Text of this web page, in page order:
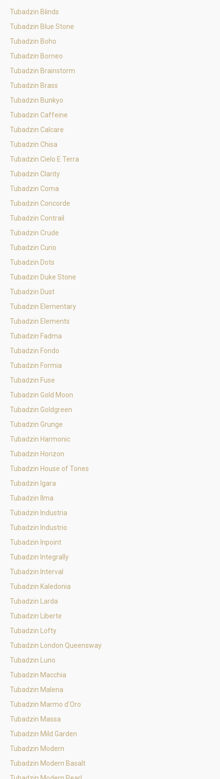
Tubadzin Blinds
Tubadzin Blue Stone
Tubadzin Boho
Tubadzin Borneo
Tubadzin Brainstorm
Tubadzin Brass
Tubadzin Bunkyo
Tubadzin Caffeine
Tubadzin Calcare
Tubadzin Chisa
Tubadzin Cielo E Terra
Tubadzin Clarity
Tubadzin Coma
Tubadzin Concorde
Tubadzin Contrail
Tubadzin Crude
Tubadzin Curio
Tubadzin Dots
Tubadzin Duke Stone
Tubadzin Dust
Tubadzin Elementary
Tubadzin Elements
Tubadzin Fadma
Tubadzin Fondo
Tubadzin Formia
Tubadzin Fuse
Tubadzin Gold Moon
Tubadzin Goldgreen
Tubadzin Grunge
Tubadzin Harmonic
Tubadzin Horizon
Tubadzin House of Tones
Tubadzin Igara
Tubadzin Ilma
Tubadzin Industria
Tubadzin Industrio
Tubadzin Inpoint
Tubadzin Integrally
Tubadzin Interval
Tubadzin Kaledonia
Tubadzin Larda
Tubadzin Liberte
Tubadzin Lofty
Tubadzin London Queensway
Tubadzin Luno
Tubadzin Macchia
Tubadzin Malena
Tubadzin Marmo d'Oro
Tubadzin Massa
Tubadzin Mild Garden
Tubadzin Modern
Tubadzin Modern Basalt